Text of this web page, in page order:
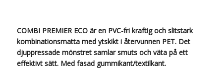
COMBI PREMIER ECO är en PVC-fri kraftig och slitstark
kombinationsmatta med ytskikt i återvunnen PET. Det
djuppressade mönstret samlar smuts och väta på ett
effektivt sätt. Med fasad gummikant/textilkant.